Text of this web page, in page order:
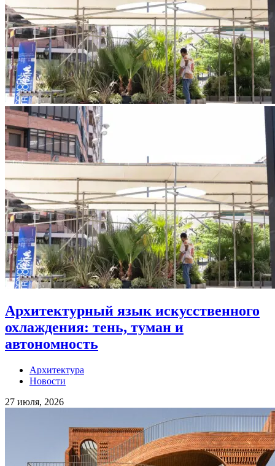
Архитектурный язык искусственного
охлаждения: тень, туман и
автономность
Архитектура
Новости
27 июля, 2026